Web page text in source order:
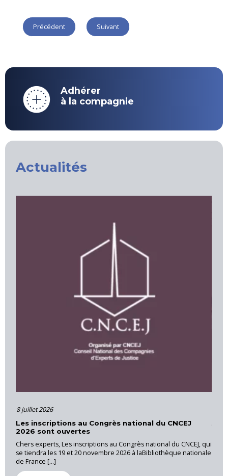
Précédent Suivant
Adhérer
à la compagnie
Actualités
8 juillet 2026
Les inscriptions au Congrès national du CNCEJ
2026 sont ouvertes
Chers experts, Les inscriptions au Congrès national du CNCEJ, qui
se tiendra les 19 et 20 novembre 2026 à laBibliothèque nationale
de France [...]
La